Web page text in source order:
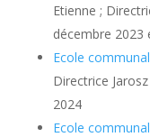
Etienne ;
décembre 2023
Ecole
Directrice
2024
Ecole